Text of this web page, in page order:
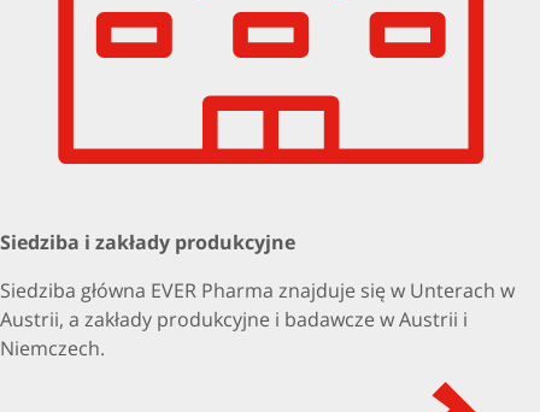
Siedziba i zakłady produkcyjne
Siedziba główna EVER Pharma znajduje się w Unterach w
Austrii, a zakłady produkcyjne i badawcze w Austrii i
Niemczech.